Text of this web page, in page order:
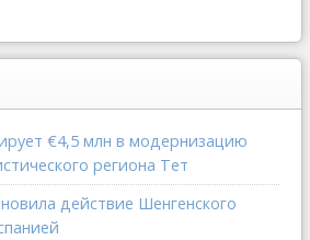
€4,5 млн в модернизацию
региона Тет
действие Шенгенского